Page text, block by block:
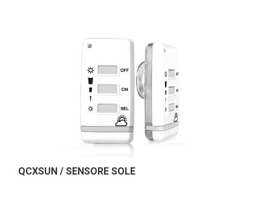
QCXSUN / SENSORE SOLE